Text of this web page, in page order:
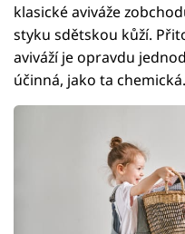
klasické aviváže
styku sdětskou kůží.
aviváží je opravdu
účinná, jako ta chemická.